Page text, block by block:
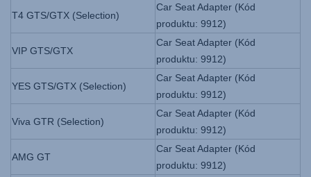
T4 GTS/GTX (Selection)
Car Seat Adapter (Kód
produktu: 9912)
VIP GTS/GTX
Car Seat Adapter (Kód
produktu: 9912)
YES GTS/GTX (Selection)
Car Seat Adapter (Kód
produktu: 9912)
Viva GTR (Selection)
Car Seat Adapter (Kód
produktu: 9912)
AMG GT
Car Seat Adapter (Kód
produktu: 9912)